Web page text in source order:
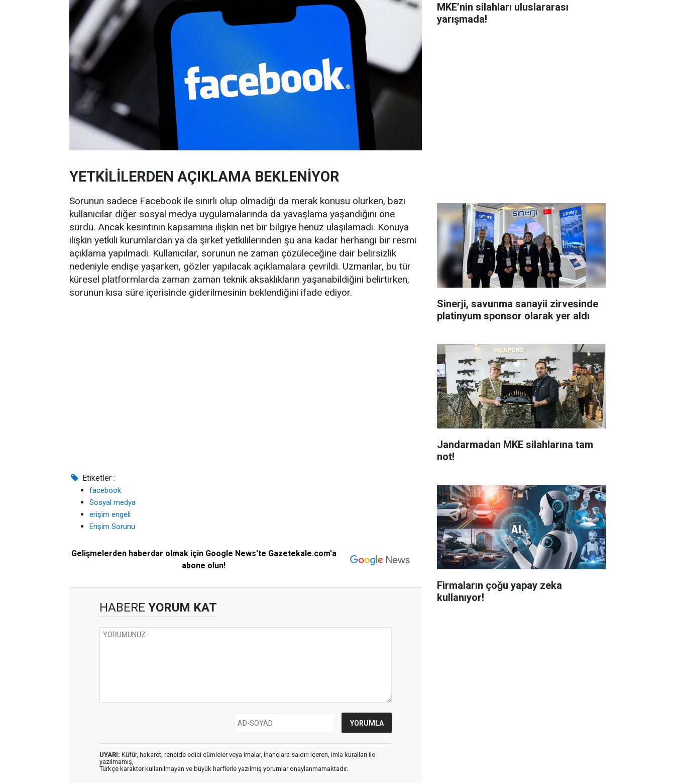
YETKİLİLERDEN AÇIKLAMA BEKLENİYOR
Sorunun sadece Facebook ile sınırlı olup olmadığı da merak konusu olurken, bazı
kullanıcılar diğer sosyal medya uygulamalarında da yavaşlama yaşandığını öne
sürdü. Ancak kesintinin kapsamına ilişkin net bir bilgiye henüz ulaşılamadı. Konuya
ilişkin yetkili kurumlardan ya da şirket yetkililerinden şu ana kadar herhangi bir resmi
açıklama yapılmadı. Kullanıcılar, sorunun ne zaman çözüleceğine dair belirsizlik
nedeniyle endişe yaşarken, gözler yapılacak açıklamalara çevrildi. Uzmanlar, bu tür
küresel platformlarda zaman zaman teknik aksaklıkların yaşanabildiğini belirtirken,
sorunun kısa süre içerisinde giderilmesinin beklendiğini ifade ediyor.
Etiketler :
facebook
Sosyal medya
erişim engeli
Erişim Sorunu
Gelişmelerden haberdar olmak için Google News'te Gazetekale.com'a
abone olun!
HABERE YORUM KAT
UYARI: Küfür, hakaret, rencide edici cümleler veya imalar, inançlara saldırı içeren, imla kuralları ile
yazılmamış,
Türkçe karakter kullanılmayan ve büyük harflerle yazılmış yorumlar onaylanmamaktadır.
MKE’nin silahları uluslararası
yarışmada!
Sinerji, savunma sanayii zirvesinde
platinyum sponsor olarak yer aldı
Jandarmadan MKE silahlarına tam
not!
Firmaların çoğu yapay zeka
kullanıyor!